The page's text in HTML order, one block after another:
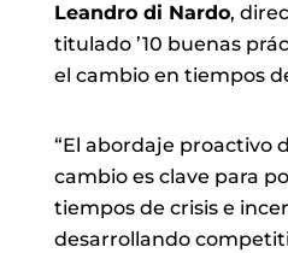
Leandro di Nardo,
titulado ’10 buenas
el cambio en tiempos
“El abordaje proactivo
cambio es clave para
tiempos de crisis e
desarrollando